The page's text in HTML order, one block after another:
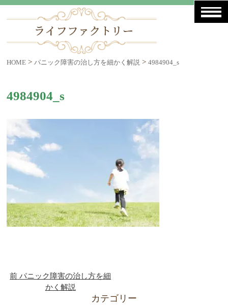
HOME >パニック障害の治し方を細かく解説 >4984904_s
4984904_s
前 パニック障害の治し方を細
かく解説
カテゴリー